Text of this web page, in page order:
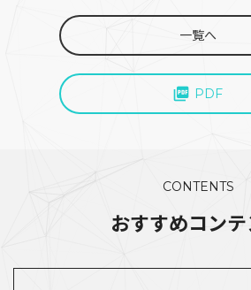
一覧へ
PDF
CONTENTS
おすすめコン